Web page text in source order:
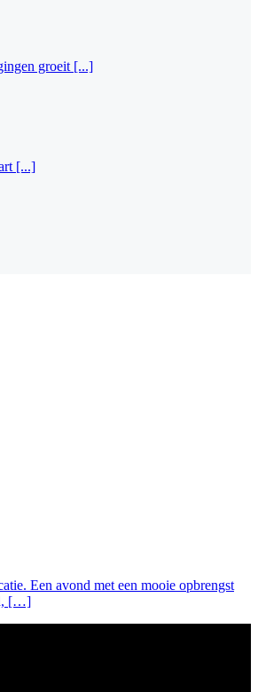
groeit [...]
[...]
Een avond met een mooie opbrengst
[…]